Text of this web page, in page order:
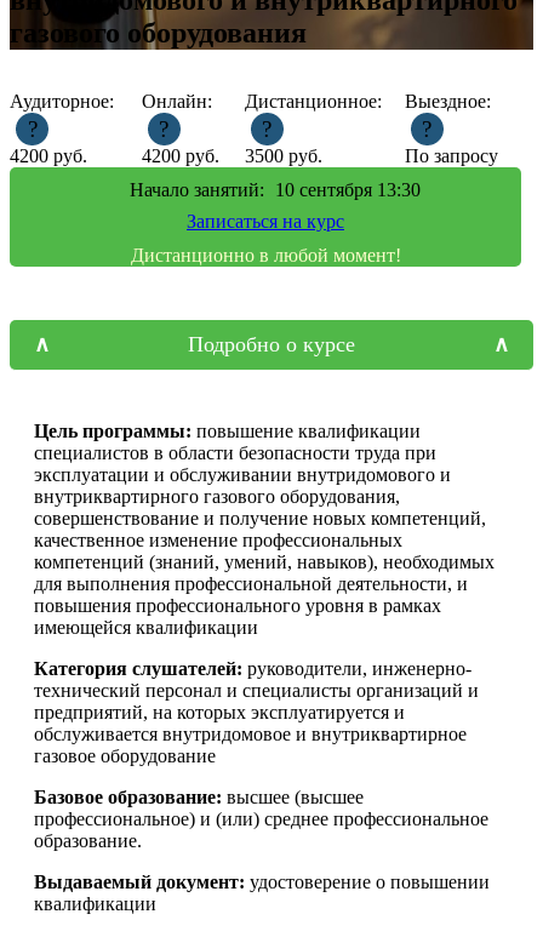
газового оборудования
Аудиторное:
?
4200 руб.
Онлайн:
?
4200 руб.
Дистанционное:
?
3500 руб.
Выездное:
?
По запросу
Начало занятий:
10 сентября 13:30
Записаться на курс
Дистанционно в любой момент!
Подробно о курсе
Цель программы: повышение квалификации
специалистов в области безопасности труда при
эксплуатации и обслуживании внутридомового и
внутриквартирного газового оборудования,
совершенствование и получение новых компетенций,
качественное изменение профессиональных
компетенций (знаний, умений, навыков), необходимых
для выполнения профессиональной деятельности, и
повышения профессионального уровня в рамках
имеющейся квалификации
Категория слушателей: руководители, инженерно-
технический персонал и специалисты организаций и
предприятий, на которых эксплуатируется и
обслуживается внутридомовое и внутриквартирное
газовое оборудование
Базовое образование: высшее (высшее
профессиональное) и (или) среднее профессиональное
образование.
Выдаваемый документ: удостоверение о повышении
квалификации